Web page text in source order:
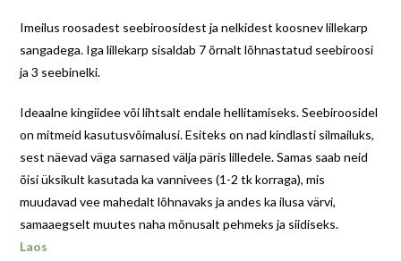
Imeilus roosadest seebiroosidest ja nelkidest koosnev lillekarp
sangadega. Iga lillekarp sisaldab 7 õrnalt lõhnastatud seebiroosi
ja 3 seebinelki.
Ideaalne kingiidee või lihtsalt endale hellitamiseks. Seebiroosidel
on mitmeid kasutusvõimalusi. Esiteks on nad kindlasti silmailuks,
sest näevad väga sarnased välja päris lilledele. Samas saab neid
õisi üksikult kasutada ka vannivees (1-2 tk korraga), mis
muudavad vee mahedalt lõhnavaks ja andes ka ilusa värvi,
samaaegselt muutes naha mõnusalt pehmeks ja siidiseks.
Laos